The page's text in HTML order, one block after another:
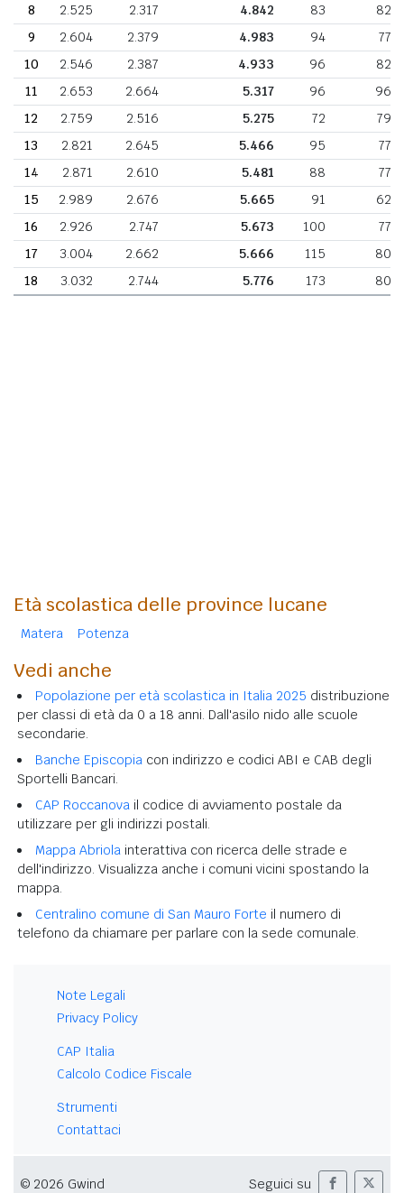
8
2.525 2.317 4.842 83 82
9
2.604 2.379 4.983 94
77
10
2.546 2.387 4.933 96
82
11
2.653 2.664 5.317 96
96
12
2.759 2.516 5.275 72
79
13
2.821 2.645 5.466 95
77
14
2.871 2.610 5.481 88 77
15
2.989 2.676 5.665 91
62
16
2.926 2.747 5.673 100
77
17
3.004 2.662 5.666 115 80
18
3.032 2.744 5.776 173 80
Età scolastica delle province lucane
Matera Potenza
Vedi anche
Popolazione per età scolastica in Italia 2025 distribuzione
per classi di età da 0 a 18 anni. Dall'asilo nido alle scuole
secondarie.
Banche Episcopia con indirizzo e codici ABI e CAB degli
Sportelli Bancari.
CAP Roccanova il codice di avviamento postale da
utilizzare per gli indirizzi postali.
Mappa Abriola interattiva con ricerca delle strade e
dell'indirizzo. Visualizza anche i comuni vicini spostando la
mappa.
Centralino comune di San Mauro Forte il numero di
telefono da chiamare per parlare con la sede comunale.
Note Legali
Privacy Policy
CAP Italia
Calcolo Codice Fiscale
Strumenti
Contattaci
© 2026 Gwind Seguici su